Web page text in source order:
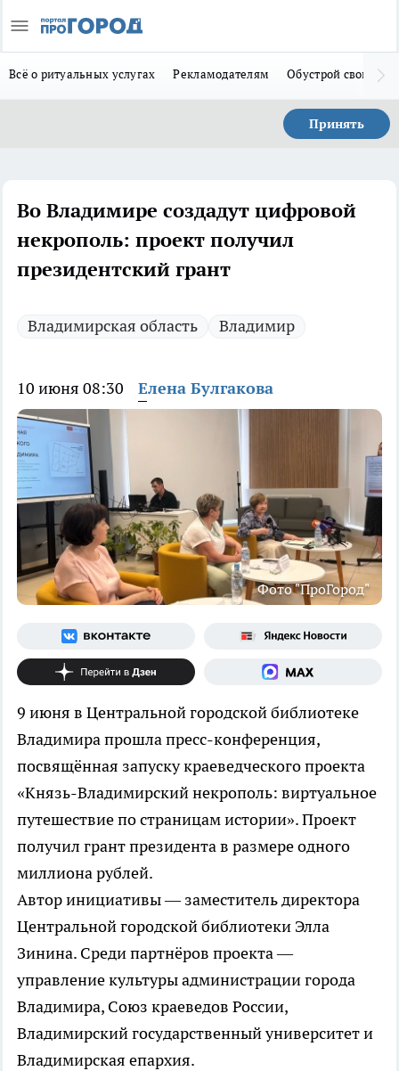
Всё о ритуальных услугах Рекламодателям Обустрой свой дом
Принять
Во Владимире создадут цифровой
некрополь: проект получил
президентский грант
Владимирская область Владимир
10 июня 08:30 Елена Булгакова
Фото "ПроГород"
9 июня в Центральной городской библиотеке
Владимира прошла пресс-конференция,
посвящённая запуску краеведческого проекта
«Князь-Владимирский некрополь: виртуальное
путешествие по страницам истории». Проект
получил грант президента в размере одного
миллиона рублей.
Автор инициативы — заместитель директора
Центральной городской библиотеки Элла
Зинина. Среди партнёров проекта —
управление культуры администрации города
Владимира, Союз краеведов России,
Владимирский государственный университет и
Владимирская епархия.